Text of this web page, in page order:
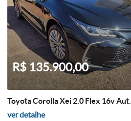
R$ 135.900,00
Toyota Corolla Xei 2.0 Flex 16v Aut.
ver detalhe